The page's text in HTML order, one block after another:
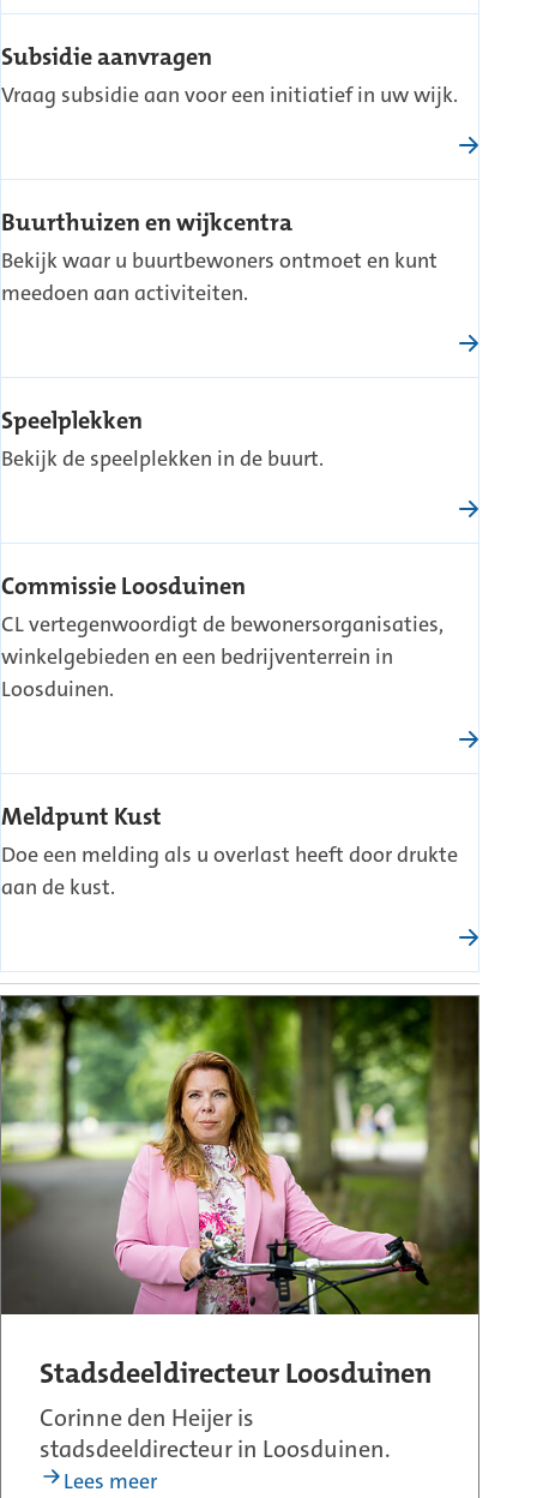
Subsidie aanvragen
Vraag subsidie aan voor een initiatief in uw wijk.
Buurthuizen en wijkcentra
Bekijk waar u buurtbewoners ontmoet en kunt
meedoen aan activiteiten.
Speelplekken
Bekijk de speelplekken in de buurt.
Commissie Loosduinen
CL vertegenwoordigt de bewonersorganisaties,
winkelgebieden en een bedrijventerrein in
Loosduinen.
Meldpunt Kust
Doe een melding als u overlast heeft door drukte
aan de kust.
Stadsdeeldirecteur Loosduinen
Corinne den Heijer is
stadsdeeldirecteur in Loosduinen.
Lees meer